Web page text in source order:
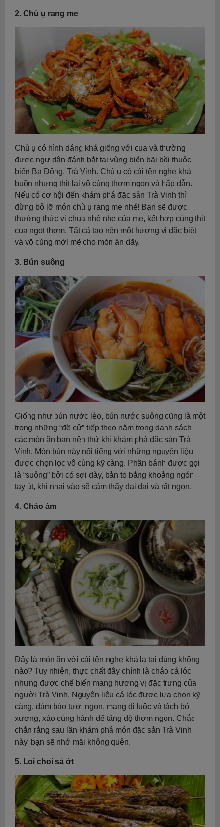
2. Chù ụ rang me
Chù ụ có hình dáng khá giống với cua và thường
được ngư dân đánh bắt tại vùng biển bãi bồi thuộc
biển Ba Động, Trà Vinh. Chù ụ có cái tên nghe khá
buồn nhưng thịt lại vô cùng thơm ngon và hấp dẫn.
Nếu có cơ hội đến khám phá đặc sản Trà Vinh thì
đừng bỏ lỡ món chù ụ rang me nhé! Bạn sẽ được
thưởng thức vị chua nhè nhẹ của me, kết hợp cùng thịt
cua ngọt thơm. Tất cả tạo nên một hương vị đặc biệt
và vô cùng mới mẻ cho món ăn đấy.
3. Bún suông
Giống như bún nước lèo, bún nước suông cũng là một
trong những “đề cử” tiếp theo nằm trong danh sách
các món ăn bạn nên thử khi khám phá đặc sản Trà
Vinh. Món bún này nổi tiếng với những nguyên liệu
được chọn lọc vô cùng kỹ càng. Phần bánh được gọi
là “suông” bởi có sợi dày, bản to bằng khoảng ngón
tay út, khi nhai vào sẽ cảm thấy dai dai và rất ngon.
4. Cháo ám
Đây là món ăn với cái tên nghe khá lạ tai đúng không
nào? Tuy nhiên, thực chất đây chính là cháo cá lóc
nhưng được chế biến mang hương vị đặc trưng của
người Trà Vinh. Nguyên liệu cá lóc được lựa chọn kỹ
càng, đảm bảo tươi ngon, mang đi luộc và tách bỏ
xương, xào cùng hành để tăng độ thơm ngon. Chắc
chắn rằng sau lần khám phá món đặc sản Trà Vinh
này, bạn sẽ nhớ mãi không quên.
5. Loi choi sả ớt